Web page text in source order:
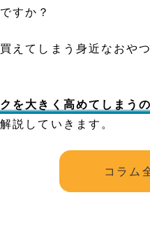
すか？
えてしまう身近なおや
を大きく高めてしまう
説していきます。
コラム